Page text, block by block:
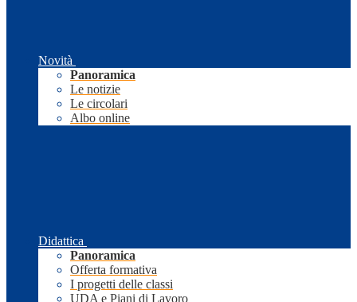
Novità
Panoramica
Le notizie
Le circolari
Albo online
Didattica
Panoramica
Offerta formativa
I progetti delle classi
UDA e Piani di Lavoro